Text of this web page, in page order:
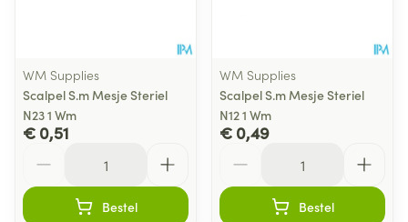
WM Supplies
Scalpel S.m Mesje Steriel
N23 1 Wm
€ 0,51
Bestel
WM Supplies
Scalpel S.m Mesje Steriel
N12 1 Wm
€ 0,49
Bestel